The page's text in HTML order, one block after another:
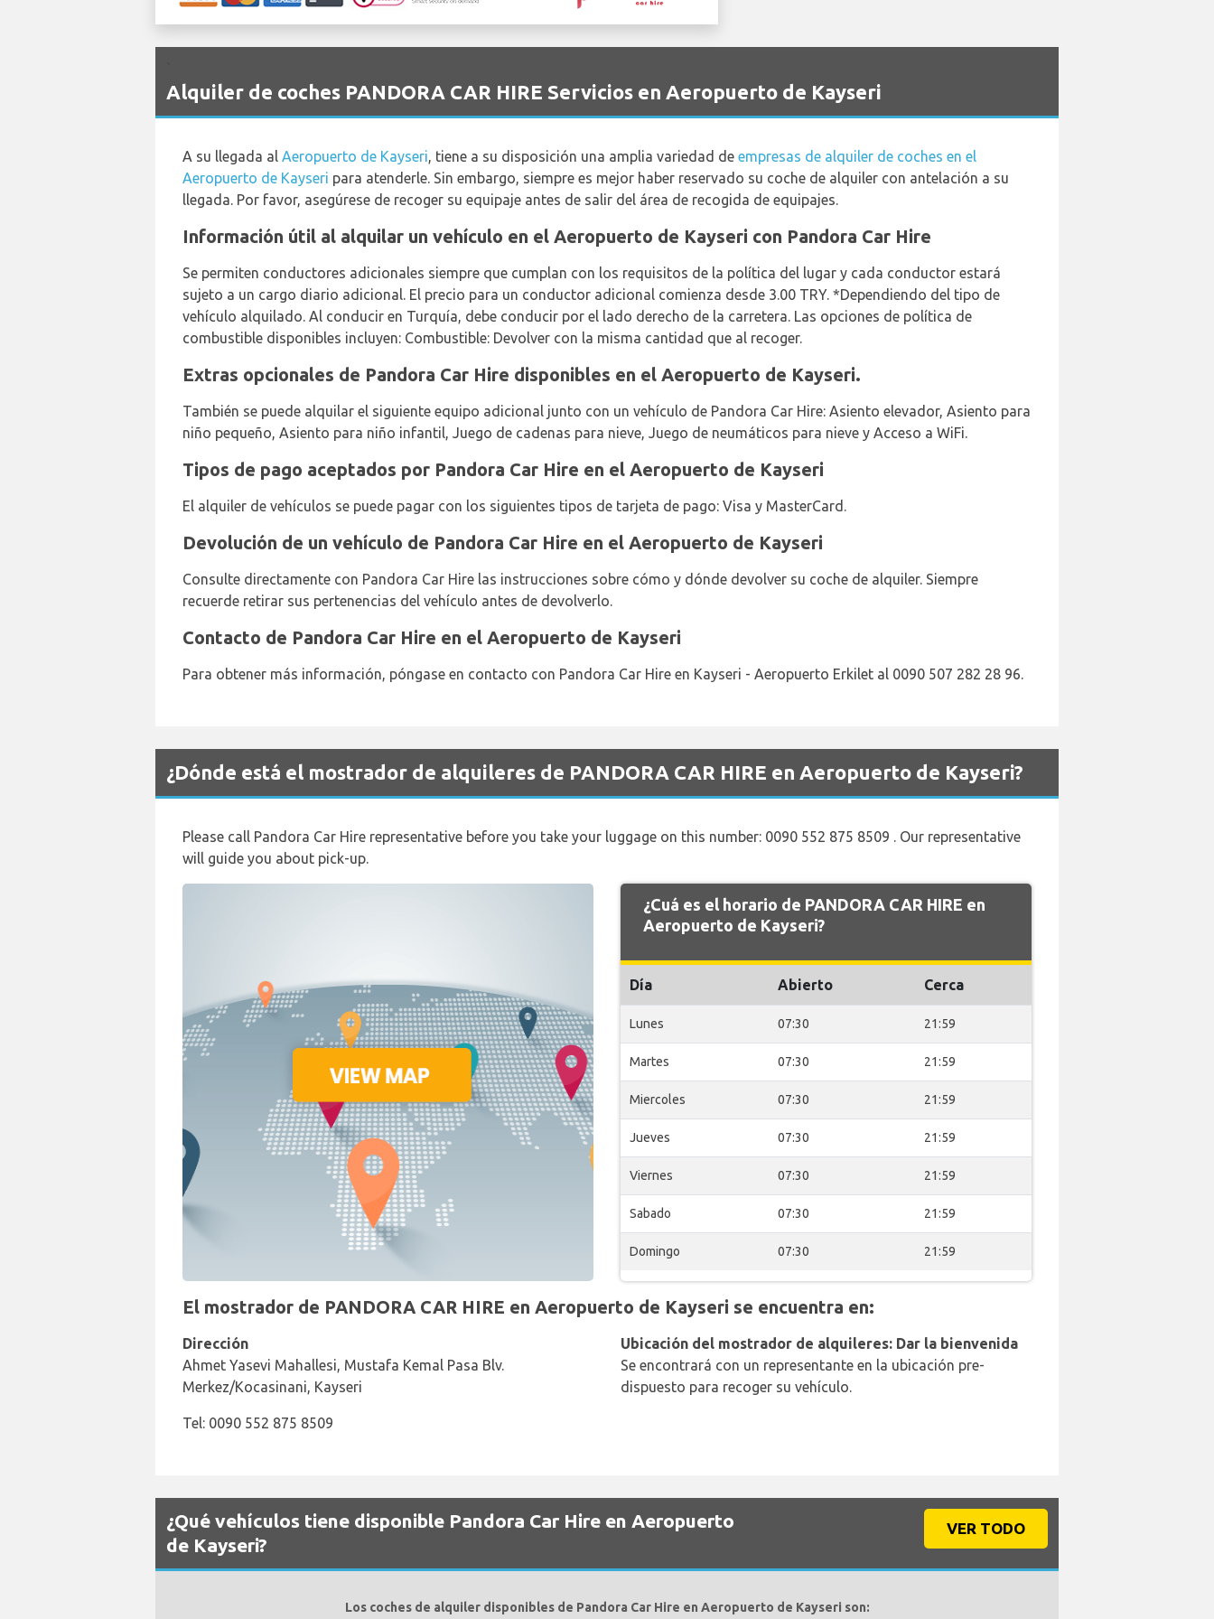
Alquiler de coches PANDORA CAR HIRE Servicios en Aeropuerto de Kayseri
A su llegada al Aeropuerto de Kayseri, tiene a su disposición una amplia variedad de empresas de alquiler de coches en el
Aeropuerto de Kayseri para atenderle. Sin embargo, siempre es mejor haber reservado su coche de alquiler con antelación a su
llegada. Por favor, asegúrese de recoger su equipaje antes de salir del área de recogida de equipajes.
Información útil al alquilar un vehículo en el Aeropuerto de Kayseri con Pandora Car Hire
Se permiten conductores adicionales siempre que cumplan con los requisitos de la política del lugar y cada conductor estará
sujeto a un cargo diario adicional. El precio para un conductor adicional comienza desde 3.00 TRY. *Dependiendo del tipo de
vehículo alquilado. Al conducir en Turquía, debe conducir por el lado derecho de la carretera. Las opciones de política de
combustible disponibles incluyen: Combustible: Devolver con la misma cantidad que al recoger.
Extras opcionales de Pandora Car Hire disponibles en el Aeropuerto de Kayseri.
También se puede alquilar el siguiente equipo adicional junto con un vehículo de Pandora Car Hire: Asiento elevador, Asiento para
niño pequeño, Asiento para niño infantil, Juego de cadenas para nieve, Juego de neumáticos para nieve y Acceso a WiFi.
Tipos de pago aceptados por Pandora Car Hire en el Aeropuerto de Kayseri
El alquiler de vehículos se puede pagar con los siguientes tipos de tarjeta de pago: Visa y MasterCard.
Devolución de un vehículo de Pandora Car Hire en el Aeropuerto de Kayseri
Consulte directamente con Pandora Car Hire las instrucciones sobre cómo y dónde devolver su coche de alquiler. Siempre
recuerde retirar sus pertenencias del vehículo antes de devolverlo.
Contacto de Pandora Car Hire en el Aeropuerto de Kayseri
Para obtener más información, póngase en contacto con Pandora Car Hire en Kayseri - Aeropuerto Erkilet al 0090 507 282 28 96.
¿Dónde está el mostrador de alquileres de PANDORA CAR HIRE en Aeropuerto de Kayseri?
Please call Pandora Car Hire representative before you take your luggage on this number: 0090 552 875 8509 . Our representative
will guide you about pick-up.
¿Cuá es el horario de PANDORA CAR HIRE en
Aeropuerto de Kayseri?
Día Abierto Cerca
Lunes 07:30 21:59
Martes 07:30 21:59
Miercoles 07:30 21:59
Jueves 07:30 21:59
Viernes 07:30 21:59
Sabado 07:30 21:59
Domingo 07:30 21:59
El mostrador de PANDORA CAR HIRE en Aeropuerto de Kayseri se encuentra en:
Dirección
Ahmet Yasevi Mahallesi, Mustafa Kemal Pasa Blv.
Merkez/Kocasinani, Kayseri
Tel: 0090 552 875 8509
Ubicación del mostrador de alquileres: Dar la bienvenida
Se encontrará con un representante en la ubicación pre-
dispuesto para recoger su vehículo.
¿Qué vehículos tiene disponible Pandora Car Hire en Aeropuerto
de Kayseri?
VER TODO
Los coches de alquiler disponibles de Pandora Car Hire en Aeropuerto de Kayseri son: